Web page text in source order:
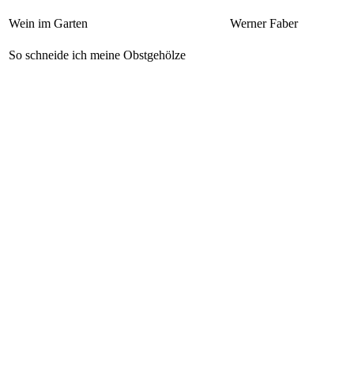
Wein im Garten Werner Faber
So schneide ich meine Obstgehölze